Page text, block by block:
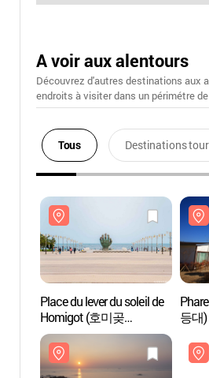
A voir aux alentours
Découvrez d'autres destinations aux
endroits à visiter dans un périmétre
Tous Destinations
Place du lever du soleil de
Homigot (호미곶
해맞이광장)
등대)